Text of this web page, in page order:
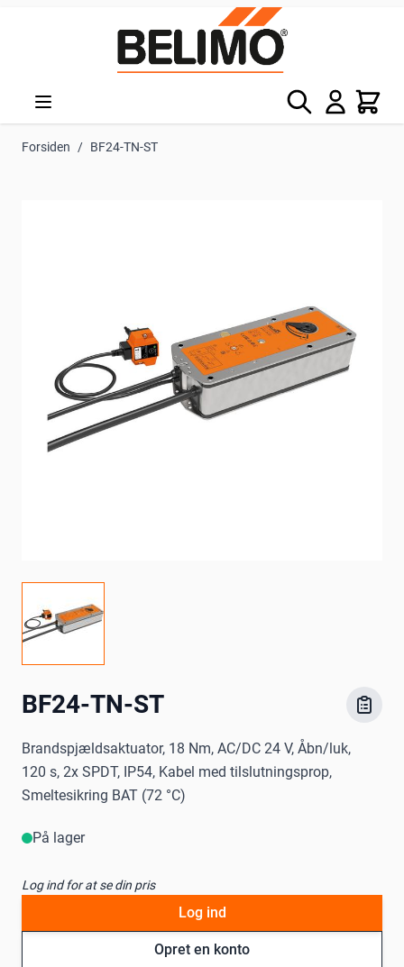
Søg Kurv
Forsiden / BF24-TN-ST
BF24-TN-ST
Brandspjældsaktuator, 18 Nm, AC/DC 24 V, Åbn/luk,
120 s, 2x SPDT, IP54, Kabel med tilslutningsprop,
Smeltesikring BAT (72 °C)
På lager
Log ind for at se din pris
Opret en konto
Log ind